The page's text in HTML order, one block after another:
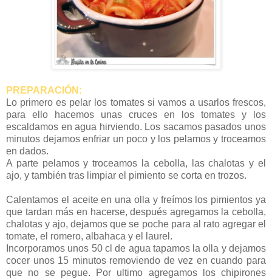
PREPARACIÓN:
Lo primero es pelar los tomates si vamos a usarlos frescos,
para ello hacemos unas cruces en los tomates y los
escaldamos en agua hirviendo. Los sacamos pasados unos
minutos dejamos enfriar un poco y los pelamos y troceamos
en dados.
A parte pelamos y troceamos la cebolla, las chalotas y el
ajo, y también tras limpiar el pimiento se corta en trozos.
Calentamos el aceite en una olla y freímos los pimientos ya
que tardan más en hacerse, después agregamos la cebolla,
chalotas y ajo, dejamos que se poche para al rato agregar el
tomate, el romero, albahaca y el laurel.
Incorporamos unos 50 cl de agua tapamos la olla y dejamos
cocer unos 15 minutos removiendo de vez en cuando para
que no se pegue. Por ultimo agregamos los chipirones